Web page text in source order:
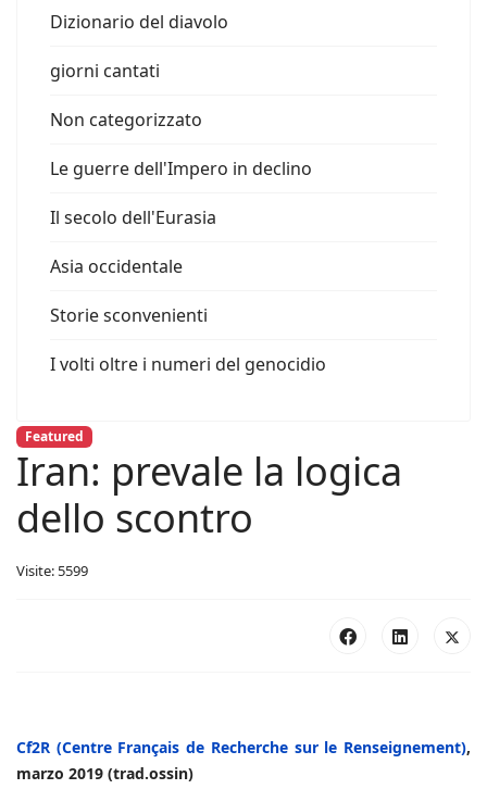
Dizionario del diavolo
giorni cantati
Non categorizzato
Le guerre dell'Impero in declino
Il secolo dell'Eurasia
Asia occidentale
Storie sconvenienti
I volti oltre i numeri del genocidio
Featured
Iran: prevale la logica
dello scontro
Visite: 5599
Cf2R (Centre Français de Recherche sur le Renseignement),
marzo 2019 (trad.ossin)